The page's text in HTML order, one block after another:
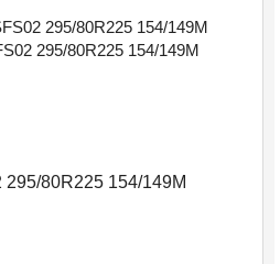
80R225 154/149M